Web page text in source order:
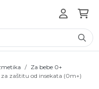
Za bebe 0+
zaštitu od insekata (0m+)